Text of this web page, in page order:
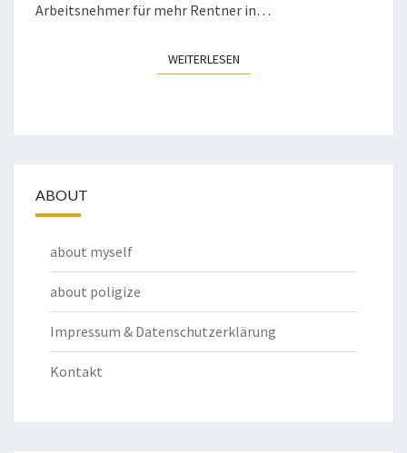
Arbeitsnehmer für mehr Rentner in…
WEITERLESENWEITERLESEN
ABOUT
about myself
about poligize
Impressum & Datenschutzerklärung
Kontakt